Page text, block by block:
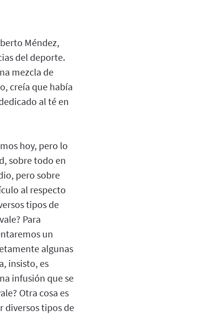
Méndez,
del deporte.
mezcla de
creía que había
al té en
hoy, pero lo
sobre todo en
pero sobre
al respecto
tipos de
Para
un
algunas
insisto, es
infusión que se
Otra cosa es
diversos tipos de